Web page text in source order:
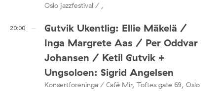
Oslo jazzfestival / ,
20:00
Gutvik Ukentlig: Ellie Mäkelä /
Inga Margrete Aas / Per Oddvar
Johansen / Ketil Gutvik +
Ungsoloen: Sigrid Angelsen
Konsertforeninga / Café Mir, Toftes gate 69, Oslo